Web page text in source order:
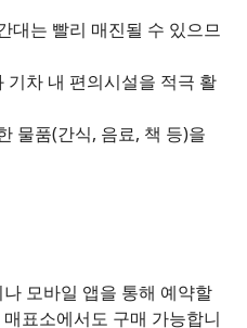
대는 빨리 매진될 수 있으므
기차 내 편의시설을 적극 활
물품(간식, 음료, 책 등)을
모바일 앱을 통해 예약할
표소에서도 구매 가능합니